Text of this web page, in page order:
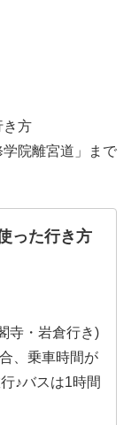
き方
院離宮道」まで
った行き方
寺・岩倉行き)
、乗車時間が
♪バスは1時間